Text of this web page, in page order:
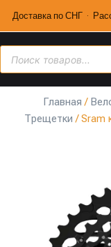
Доставка по СНГ ·
Главная /
Трещетки / Sram